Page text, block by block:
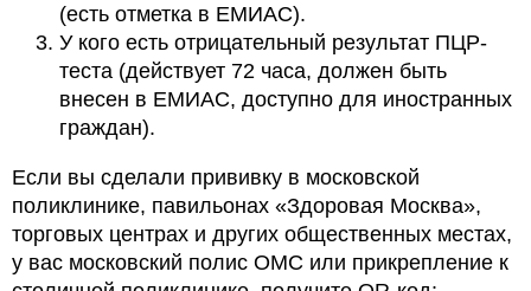
(есть отметка в ЕМИАС).
У кого есть отрицательный результат ПЦР-
теста (действует 72 часа, должен быть
внесен в ЕМИАС, доступно для иностранных
граждан).
Если вы сделали прививку в московской
поликлинике, павильонах «Здоровая Москва»,
торговых центрах и других общественных местах,
у вас московский полис ОМС или прикрепление к